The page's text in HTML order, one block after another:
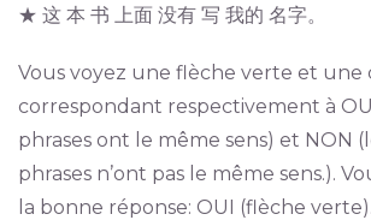
★ 这 本 书 上面 没有 写 我的 名字。
Vous voyez une flèche verte et une
correspondant respectivement à
phrases ont le même sens) et NON
phrases n’ont pas le même sens.).
la bonne réponse: OUI (flèche verte).